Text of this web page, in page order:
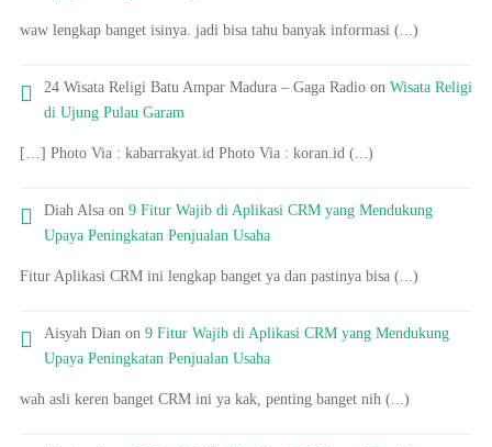
waw lengkap banget isinya. jadi bisa tahu banyak informasi (...)
24 Wisata Religi Batu Ampar Madura – Gaga Radio on Wisata Religi
di Ujung Pulau Garam
[…] Photo Via : kabarrakyat.id Photo Via : koran.id (...)
Diah Alsa on 9 Fitur Wajib di Aplikasi CRM yang Mendukung
Upaya Peningkatan Penjualan Usaha
Fitur Aplikasi CRM ini lengkap banget ya dan pastinya bisa (...)
Aisyah Dian on 9 Fitur Wajib di Aplikasi CRM yang Mendukung
Upaya Peningkatan Penjualan Usaha
wah asli keren banget CRM ini ya kak, penting banget nih (...)